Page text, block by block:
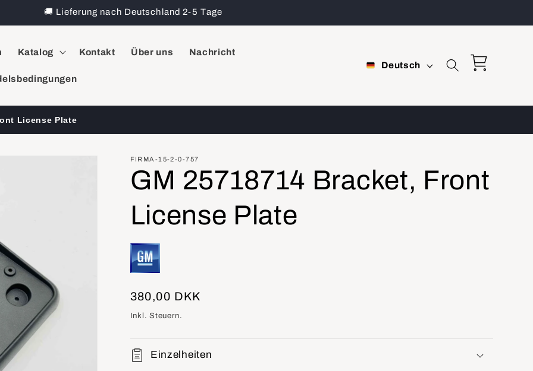
🚚 Lieferung nach Deutschland 2-5 Tage
Katalog Kontakt Über uns Nachricht
S
r
e
Deutsch Warenkorb
License Plate
FIRMA-15-2-0-757
GM 25718714 Bracket, Front
License Plate
Normaler
Preis
380,00 DKK
Inkl. Steuern.
Einzelheiten